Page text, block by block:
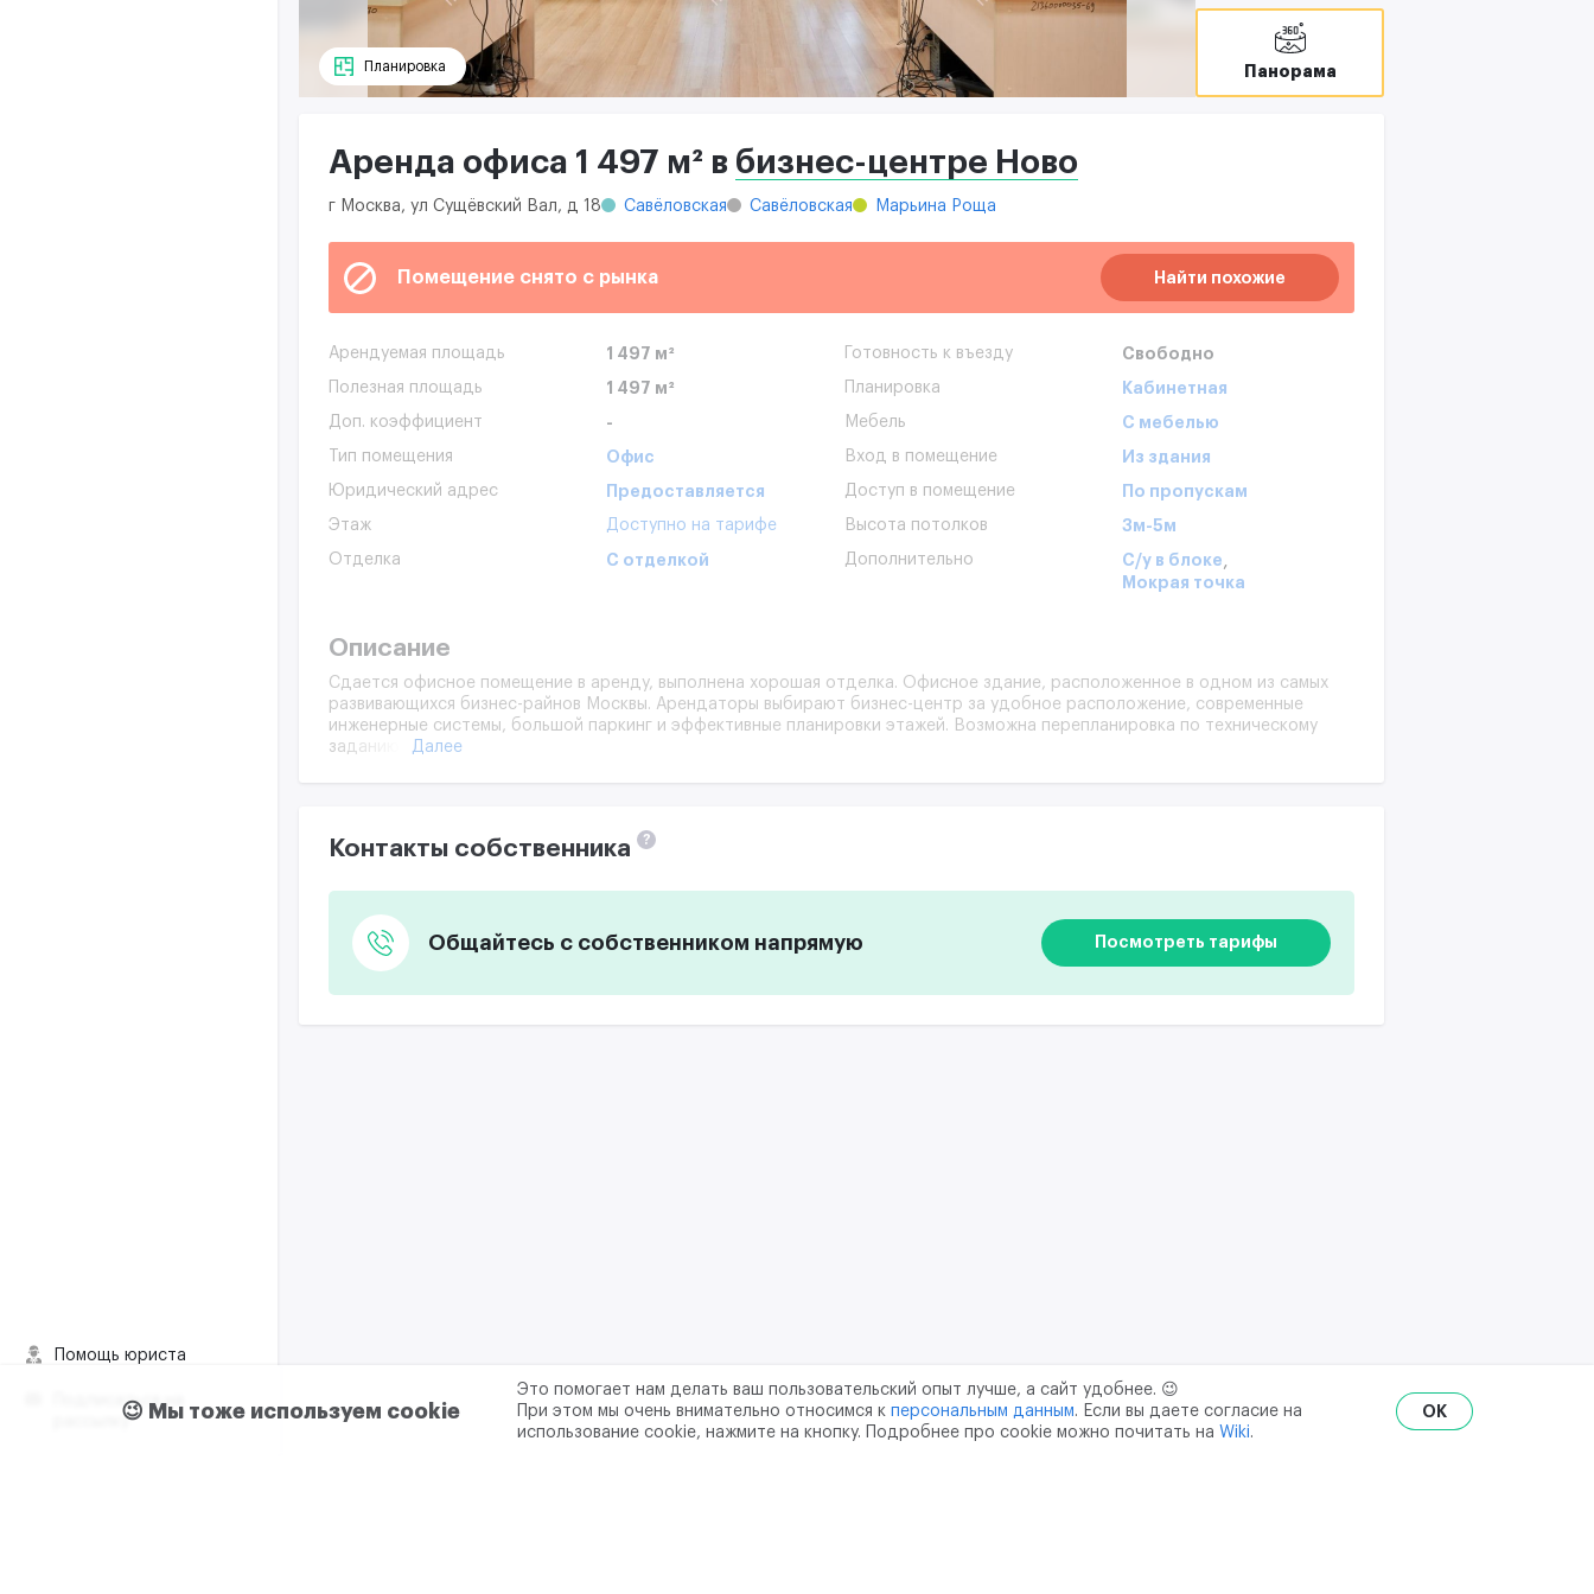
Помощь юриста
Подписаться на
рассылку
Панорама
Планировка
Аренда офиса 1 497 м² в бизнес-центре Ново
г Москва, ул Сущёвский Вал, д 18 Савёловская Савёловская Марьина Роща
Помещение снято с рынка Найти похожие
Арендуемая площадь 1 497 м²
Полезная площадь 1 497 м²
Доп. коэффициент -
Тип помещения Офис
Юридический адрес Предоставляется
Этаж Доступно на тарифе
Отделка С отделкой
Готовность к въезду Свободно
Планировка Кабинетная
Мебель С мебелью
Вход в помещение Из здания
Доступ в помещение По пропускам
Высота потолков 3м-5м
Дополнительно С/у в блоке ,
Мокрая точка
Описание
Сдается офисное помещение в аренду, выполнена хорошая отделка. Офисное здание, расположенное в одном из самых
развивающихся бизнес-райнов Москвы. Арендаторы выбирают бизнес-центр за удобное расположение, современные
инженерные системы, большой паркинг и эффективные планировки этажей. Возможна перепланировка по техническому
заданию арендатора. Представлены типовые фотографии. При подписании договора до 20.03.2026 можно учесть
Далее
Контакты собственника ?
Общайтесь с собственником напрямую Посмотреть тарифы
😉 Мы тоже используем cookie
Это помогает нам делать ваш пользовательский опыт лучше, а сайт удобнее. 😉
При этом мы очень внимательно относимся к персональным данным. Если вы даете согласие на
использование cookie, нажмите на кнопку. Подробнее про cookie можно почитать на Wiki.
OK